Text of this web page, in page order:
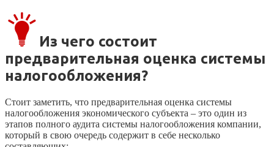
Из чего состоит
предварительная оценка системы
налогообложения?
Стоит заметить, что предварительная оценка системы
налогообложения экономического субъекта – это один из
этапов полного аудита системы налогообложения компании,
который в свою очередь содержит в себе несколько